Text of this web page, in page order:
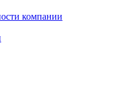
компании